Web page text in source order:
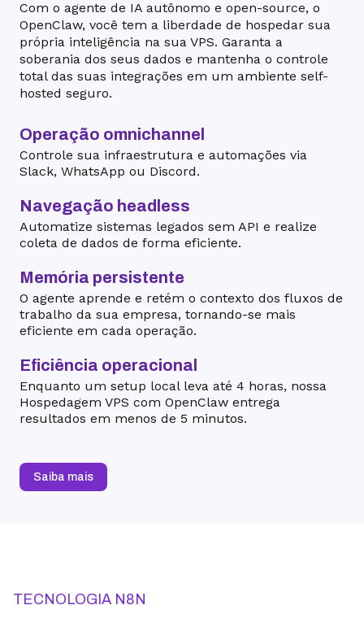
Com o agente de IA autônomo e open-source, o
OpenClaw, você tem a liberdade de hospedar sua
própria inteligência na sua VPS. Garanta a
soberania dos seus dados e mantenha o controle
total das suas integrações em um ambiente self-
hosted seguro.
Operação omnichannel
Controle sua infraestrutura e automações via
Slack, WhatsApp ou Discord.
Navegação headless
Automatize sistemas legados sem API e realize
coleta de dados de forma eficiente.
Memória persistente
O agente aprende e retém o contexto dos fluxos de
trabalho da sua empresa, tornando-se mais
eficiente em cada operação.
Eficiência operacional
Enquanto um setup local leva até 4 horas, nossa
Hospedagem VPS com OpenClaw entrega
resultados em menos de 5 minutos.
Saiba mais
TECNOLOGIA N8N